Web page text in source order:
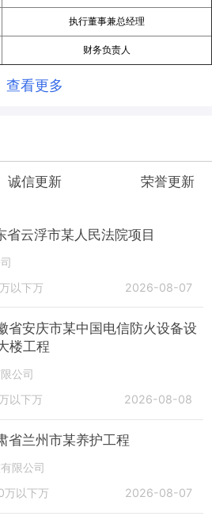
执行董事兼总经理
财务负责人
查看更多
诚信更新 荣誉更新
云浮市某人民法院项目
以下万 2026-08-07
省安庆市某中国电信防火设备设
楼工程
公司
以下万 2026-08-08
省兰州市某养护工程
限公司
万以下万 2026-08-07